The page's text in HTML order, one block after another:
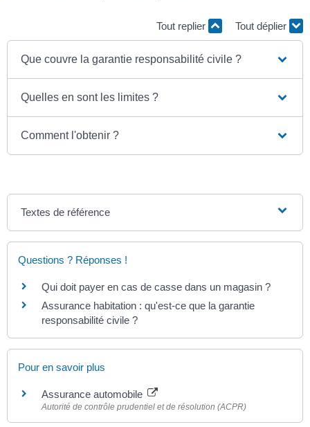
Tout replier Tout déplier
Que couvre la garantie responsabilité civile ?
Quelles en sont les limites ?
Comment l'obtenir ?
Textes de référence
Questions ? Réponses !
Qui doit payer en cas de casse dans un magasin ?
Assurance habitation : qu'est-ce que la garantie
responsabilité civile ?
Pour en savoir plus
Assurance automobile
Autorité de contrôle prudentiel et de résolution (ACPR)